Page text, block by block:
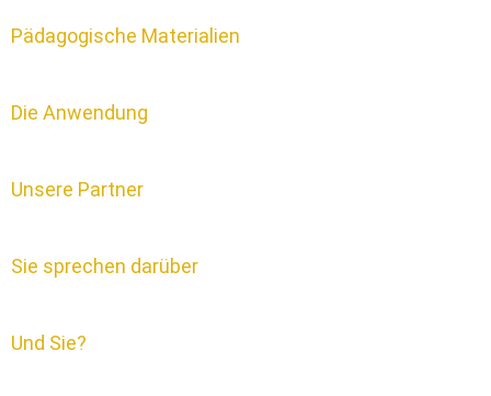
Pädagogische Materialien
Die Anwendung
Unsere Partner
Sie sprechen darüber
Und Sie?